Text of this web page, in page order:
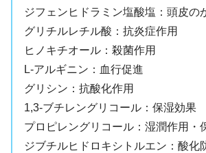
ジフェンヒドラミン塩酸塩：頭皮の
グリチルレチル酸：抗炎症作用
ヒノキチオール：殺菌作用
L-アルギニン：血行促進
グリシン：抗酸化作用
1,3-ブチレングリコール：保湿効果
プロピレングリコール：湿潤作用・
ジブチルヒドロキシトルエン：酸化